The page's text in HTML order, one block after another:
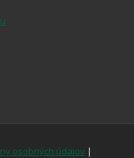
osobných údajov |